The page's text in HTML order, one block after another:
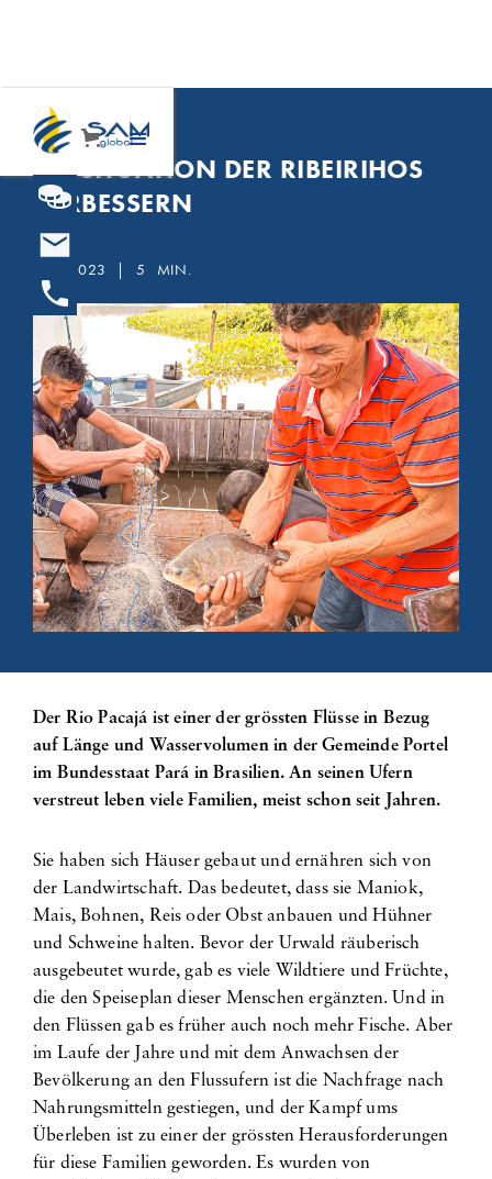
BRASILIEN
DIE SITUATION DER RIBEIRIHOS
VERBESSERN
25.5.2023 | 5 MIN.
Der Rio Pacajá ist einer der grössten Flüsse in Bezug
auf Länge und Wasservolumen in der Gemeinde Portel
im Bundesstaat Pará in Brasilien. An seinen Ufern
verstreut leben viele Familien, meist schon seit Jahren.
Sie haben sich Häuser gebaut und ernähren sich von
der Landwirtschaft. Das bedeutet, dass sie Maniok,
Mais, Bohnen, Reis oder Obst anbauen und Hühner
und Schweine halten. Bevor der Urwald räuberisch
ausgebeutet wurde, gab es viele Wildtiere und Früchte,
die den Speiseplan dieser Menschen ergänzten. Und in
den Flüssen gab es früher auch noch mehr Fische. Aber
im Laufe der Jahre und mit dem Anwachsen der
Bevölkerung an den Flussufern ist die Nachfrage nach
Nahrungsmitteln gestiegen, und der Kampf ums
Überleben ist zu einer der grössten Herausforderungen
für diese Familien geworden. Es wurden von